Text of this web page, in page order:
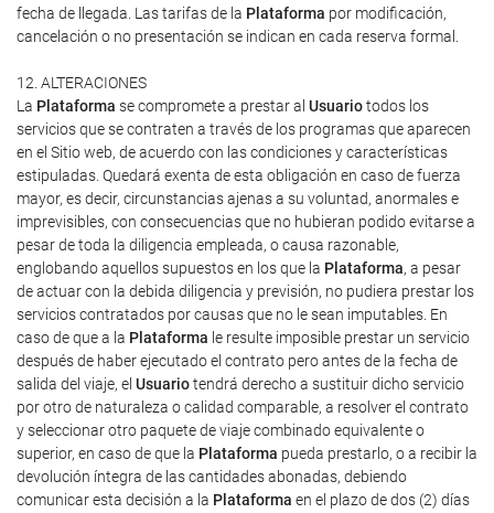
fecha de llegada. Las tarifas de la Plataforma por modificación,
cancelación o no presentación se indican en cada reserva formal.
12. ALTERACIONES
La Plataforma se compromete a prestar al Usuariotodos los
servicios que se contraten a través de los programas que aparecen
en el Sitio web, de acuerdo con las condiciones y características
estipuladas. Quedará exenta de esta obligación en caso de fuerza
mayor, es decir, circunstancias ajenas a su voluntad, anormales e
imprevisibles, con consecuencias que no hubieran podido evitarse a
pesar de toda la diligencia empleada, o causa razonable,
englobando aquellos supuestos en los que la Plataforma, a pesar
de actuar con la debida diligencia y previsión, no pudiera prestar los
servicios contratados por causas que no le sean imputables. En
caso de que a la Plataforma le resulte imposible prestar un servicio
después de haber ejecutado el contrato pero antes de la fecha de
salida del viaje, el Usuariotendrá derecho a sustituir dicho servicio
por otro de naturaleza o calidad comparable, a resolver el contrato
y seleccionar otro paquete de viaje combinado equivalente o
superior, en caso de que la Plataforma pueda prestarlo, o a recibir la
devolución íntegra de las cantidades abonadas, debiendo
comunicar esta decisión a la Plataforma en el plazo de dos (2) días